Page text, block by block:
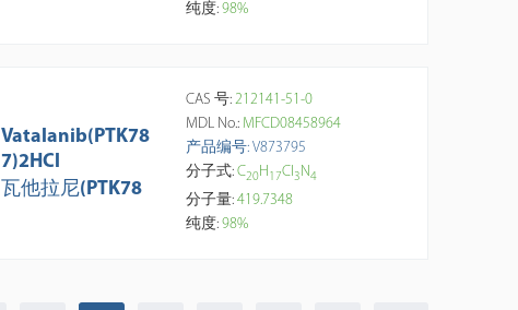
纯度: 98%
Vatalanib(PTK78
7)2HCl
瓦他拉尼(PTK78
CAS 号: 212141-51-0
MDL No.: MFCD08458964
产品编号: V873795
分子式: C20H1 7Cl3N4
分子量: 419.7348
纯度: 98%